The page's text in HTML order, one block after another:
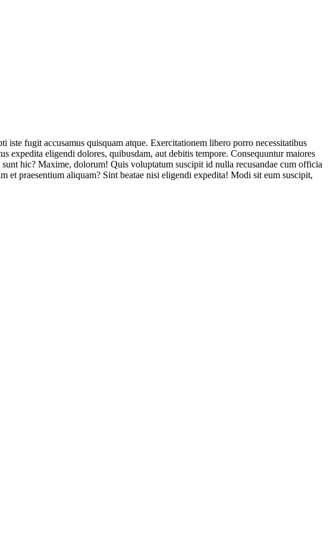
fugit accusamus quisquam atque. Exercitationem libero porro necessitatibus
expedita eligendi dolores, quibusdam, aut debitis tempore. Consequuntur maiores
hic? Maxime, dolorum! Quis voluptatum suscipit id nulla recusandae cum officia
et praesentium aliquam? Sint beatae nisi eligendi expedita! Modi sit eum suscipit,